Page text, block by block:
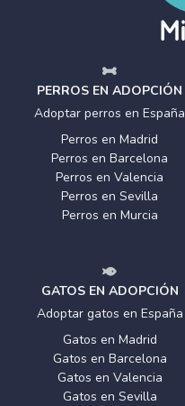
PERROS EN ADOPCIÓN
Adoptar perros en España
Perros en Madrid
Perros en Barcelona
Perros en Valencia
Perros en Sevilla
Perros en Murcia
GATOS EN ADOPCIÓN
Adoptar gatos en España
Gatos en Madrid
Gatos en Barcelona
Gatos en Valencia
Gatos en Sevilla